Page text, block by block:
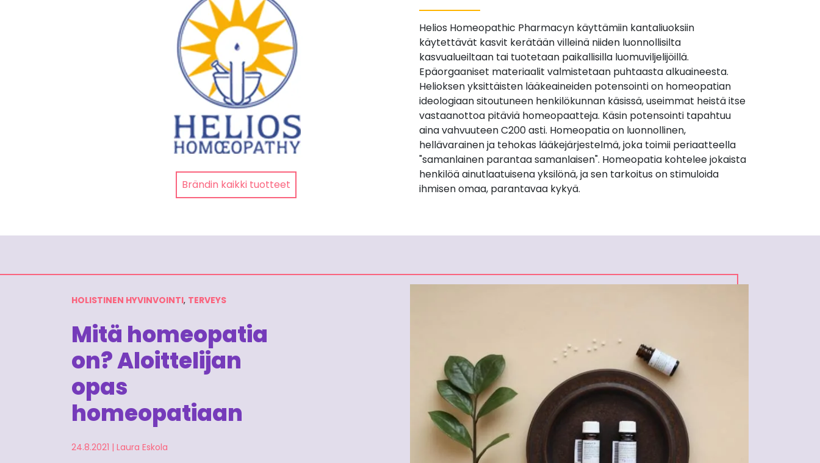
Brändin kaikki tuotteet
Helios Homeopathic Pharmacyn käyttämiin kantaliuoksiin
käytettävät kasvit kerätään villeinä niiden luonnollisilta
kasvualueiltaan tai tuotetaan paikallisilla luomuviljelijöillä.
Epäorgaaniset materiaalit valmistetaan puhtaasta alkuaineesta.
Helioksen yksittäisten lääkeaineiden potensointi on homeopatian
ideologiaan sitoutuneen henkilökunnan käsissä, useimmat heistä itse
vastaanottoa pitäviä homeopaatteja. Käsin potensointi tapahtuu
aina vahvuuteen C200 asti. Homeopatia on luonnollinen,
hellävarainen ja tehokas lääkejärjestelmä, joka toimii periaatteella
"samanlainen parantaa samanlaisen". Homeopatia kohtelee jokaista
henkilöä ainutlaatuisena yksilönä, ja sen tarkoitus on stimuloida
ihmisen omaa, parantavaa kykyä.
HOLISTINEN HYVINVOINTI, TERVEYS
Mitä homeopatia
on? Aloittelijan
opas
homeopatiaan
24.8.2021 | Laura Eskola